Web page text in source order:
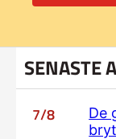
SENASTE
7/8
De